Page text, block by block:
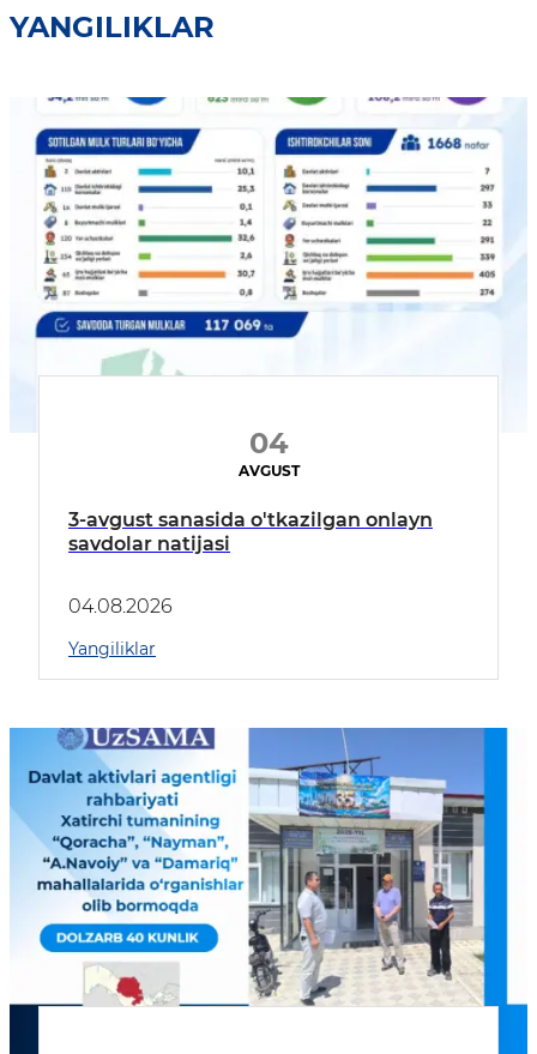
YANGILIKLAR
04
AVGUST
3-avgust sanasida o'tkazilgan onlayn
savdolar natijasi
04.08.2026
Yangiliklar